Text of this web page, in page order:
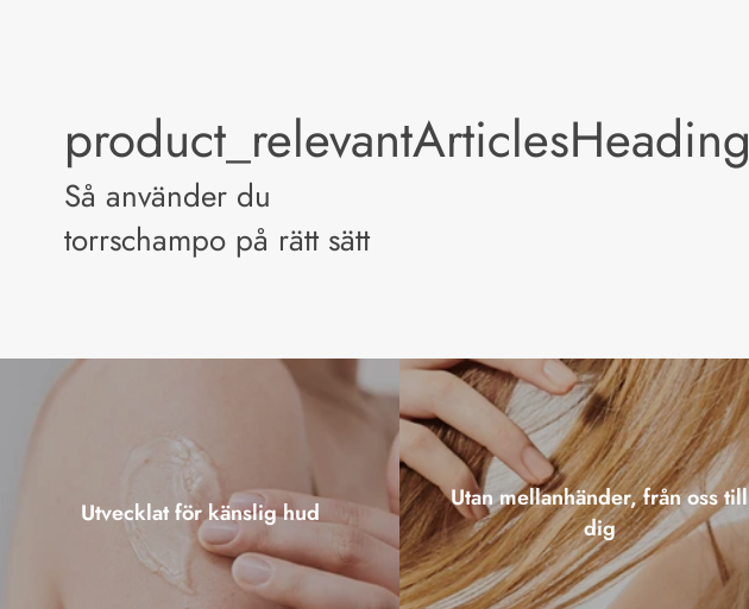
product_relevantArticlesHeading
Så använder du
torrschampo på rätt sätt
Utvecklat för känslig hud
Utan mellanhänder, från oss till
dig